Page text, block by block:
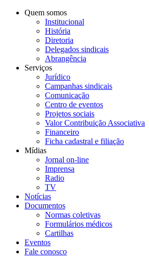
Quem somos
Institucional
História
Diretoria
Delegados sindicais
Abrangência
Serviços
Jurídico
Campanhas sindicais
Comunicação
Centro de eventos
Projetos sociais
Valor Contribuição Associativa
Financeiro
Ficha cadastral e filiação
Mídias
Jornal on-line
Imprensa
Radio
TV
Notícias
Documentos
Normas coletivas
Formulários médicos
Cartilhas
Eventos
Fale conosco